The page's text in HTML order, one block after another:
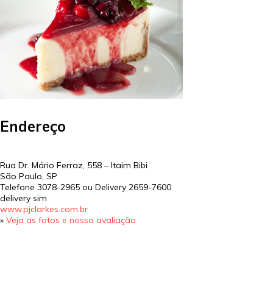
Endereço
Rua Dr. Mário Ferraz, 558 – Itaim Bibi
São Paulo SP
Telefone 3078-2965 ou Delivery 2659-7600
delivery sim
www.pjclarkes.com.br
» Veja as fotos e nossa avaliação